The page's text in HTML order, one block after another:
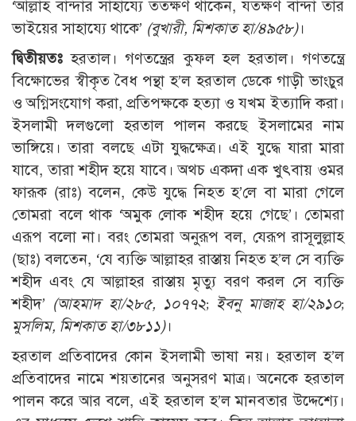
‘আল্লাহ বান্দার সাহায্যে ততক্ষণ থাকেন, যতক্ষণ বান্দা তার
ভাইয়ের সাহায্যে থাকে’ (বুখারী, মিশকাত হা/৪৯৫৮)।
দ্বিতীয়তঃ হরতাল। গণতন্ত্রের কুফল হল হরতাল। গণতন্ত্রে
বিক্ষোভের স্বীকৃত বৈধ পন্থা হ’ল হরতাল ডেকে গাড়ী ভাংচুর
ও অগ্নিসংযোগ করা, প্রতিপক্ষকে হত্যা ও যখম ইত্যাদি করা।
ইসলামী দলগুলো হরতাল পালন করছে ইসলামের নাম
ভাঙ্গিয়ে। তারা বলছে এটা যুদ্ধক্ষেত্র। এই যুদ্ধে যারা মারা
যাবে, তারা শহীদ হয়ে যাবে। অথচ একদা এক খুৎবায় ওমর
ফারূক (রাঃ) বলেন, কেউ যুদ্ধে নিহত হ’লে বা মারা গেলে
তোমরা বলে থাক ‘অমুক লোক শহীদ হয়ে গেছে’। তোমরা
এরূপ বলো না। বরং তোমরা অনুরূপ বল, যেরূপ রাসূলুল্লাহ
(ছাঃ) বলতেন, ‘যে ব্যক্তি আল্লাহর রাস্তায় নিহত হ’ল সে ব্যক্তি
শহীদ এবং যে আল্লাহর রাস্তায় মৃত্যু বরণ করল সে ব্যক্তি
শহীদ’ (আহমাদ হা/২৮৫, ১০৭৭২; ইবনু মাজাহ হা/২৯১০;
মুসলিম, মিশকাত হা/৩৮১১)।
হরতাল প্রতিবাদের কোন ইসলামী ভাষা নয়। হরতাল হ’ল
প্রতিবাদের নামে শয়তানের অনুসরণ মাত্র। অনেকে হরতাল
পালন করে আর বলে, এই হরতাল হ’ল মানবতার উদ্দেশ্যে।